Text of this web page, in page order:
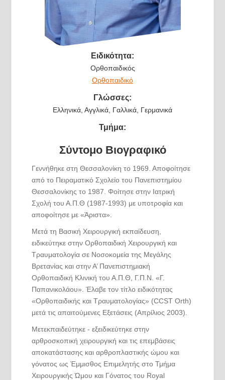
Ειδικότητα:
Ορθοπαιδικός
Ορθοπαιδικό
Γλώσσες:
Ελληνικά, Αγγλικά, Γαλλικά, Γερμανικά
Τμήμα:
Σύντομο Βιογραφικό
Γεννήθηκε στη Θεσσαλονίκη το 1969. Αποφοίτησε
από το Πειραματικό Σχολείο του Πανεπιστημίου
Θεσσαλονίκης το 1987. Φοίτησε στην Ιατρική
Σχολή του Α.Π.Θ (1987-1993) με υποτροφία και
αποφοίτησε με «Άριστα».
Μετά τη Βασική Χειρουργική εκπαίδευση,
ειδικεύτηκε στην Ορθοπαιδική Χειρουργική και
Τραυματολογία σε Νοσοκομεία της Μεγάλης
Βρετανίας και στην Α’ Πανεπιστημιακή
Ορθοπαιδική Κλινική του Α.Π.Θ, Γ.Π.Ν. «Γ.
Παπανικολάου». Έλαβε τον τίτλο ειδικότητας
«Ορθοπαιδικής και Τραυματολογίας» (CCST Orth)
μετά τις απαιτούμενες Εξετάσεις (Απρίλιος 2003).
Μετεκπαιδεύτηκε - εξειδικεύτηκε στην
αρθροσκοπική χειρουργική και τις επεμβάσεις
αποκατάστασης και αρθροπλαστικής ώμου και
γόνατος ως Έμμισθος Επιμελητής στο Τμήμα
Χειρουργικής Ώμου και Γόνατος του Royal